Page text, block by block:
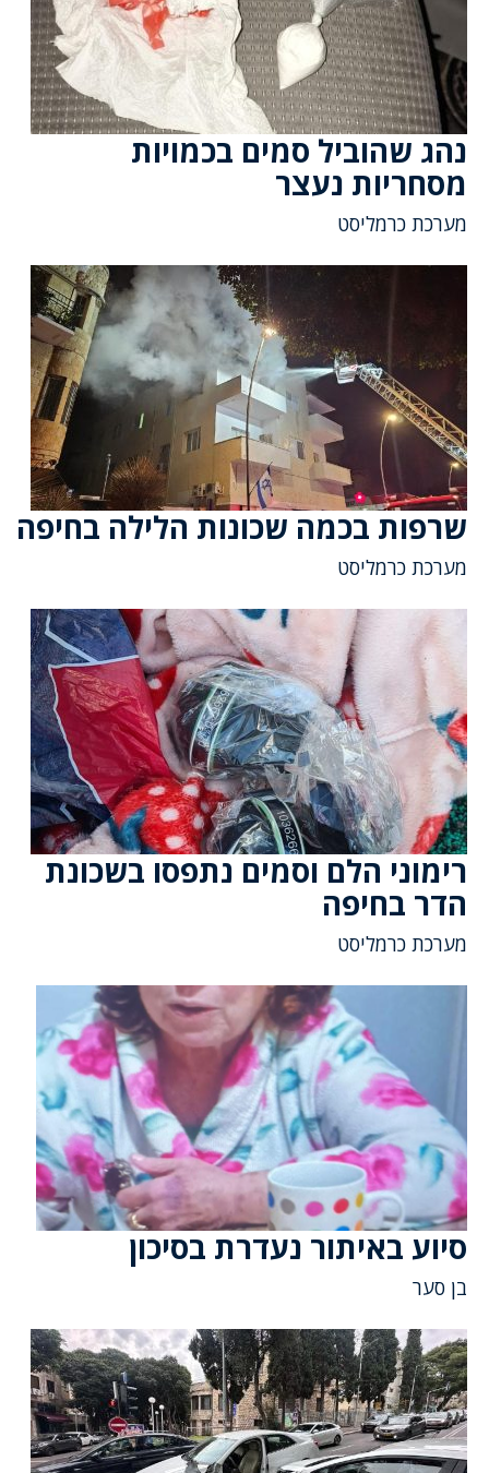
נהג שהוביל סמים בכמויות
מסחריות נעצר
מערכת כרמליסט
שרפות בכמה שכונות הלילה בחיפה
מערכת כרמליסט
רימוני הלם וסמים נתפסו בשכונת
הדר בחיפה
מערכת כרמליסט
סיוע באיתור נעדרת בסיכון
בן סער